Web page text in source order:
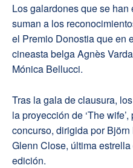
Los galardones que se
suman a los
el Premio Donostia que en
cineasta belga Agnès
Mónica Bellucci.
Tras la gala de clausura,
la proyección de ‘The
concurso, dirigida por
Glenn Close, última
edición.